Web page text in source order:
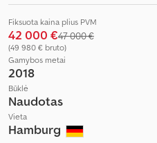
Fiksuota kaina plius PVM
42 000 €47 000 €
(49 980 € bruto)
Gamybos metai
2018
Būklė
Naudotas
Vieta
Hamburg